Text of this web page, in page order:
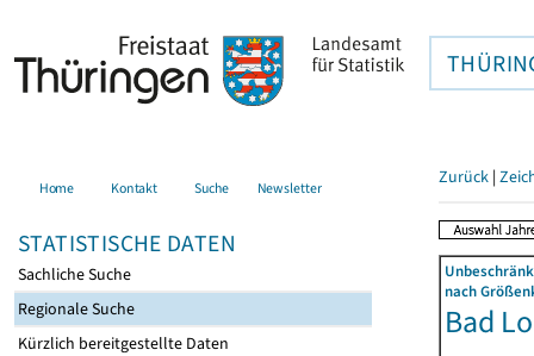
Home Kontakt Suche Newsletter
STATISTISCHE DATEN
Sachliche Suche
Regionale Suche
Kürzlich bereitgestellte Daten
Zurück |
nach
Bad